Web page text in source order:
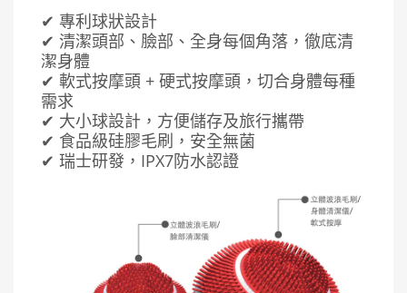
✔ 專利球狀設計
✔ 清潔頭部、臉部、全身每個角落，徹底清
潔身體
✔ 軟式按摩頭 + 硬式按摩頭，切合身體每種
需求
✔ 大小球設計，方便儲存及旅行攜帶
✔ 食品級硅膠毛刷，安全無菌
✔ 瑞士研發，IPX7防水認證